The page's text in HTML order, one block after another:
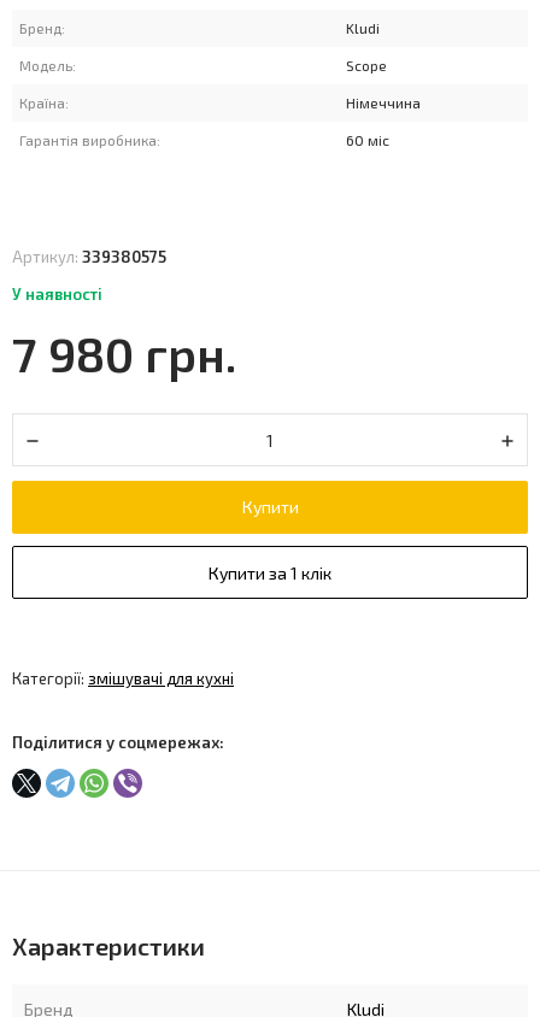
Бренд: Kludi
Модель: Scope
Країна: Німеччина
Гарантія виробника: 60 міс
Артикул: 339380575
У наявності
7 980 грн.
Купити
Купити за 1 клік
Категорії: змішувачі для кухні
Поділитися у соцмережах:
Характеристики
Бренд Kludi